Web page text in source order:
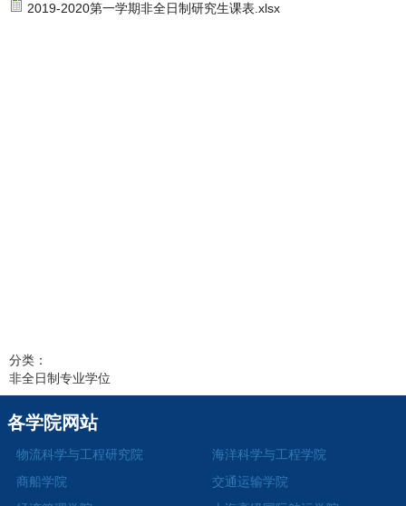
2019-2020第一学期非全日制研究生课表.xlsx
分类：
非全日制专业学位
各学院网站
物流科学与工程研究院
海洋科学与工程学院
商船学院
交通运输学院